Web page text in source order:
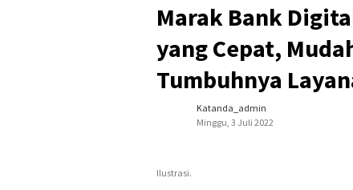
Marak Bank
yang Cepat,
Tumbuhnya
Katanda_admin
Minggu, 3 Juli 2022
Ilustrasi.